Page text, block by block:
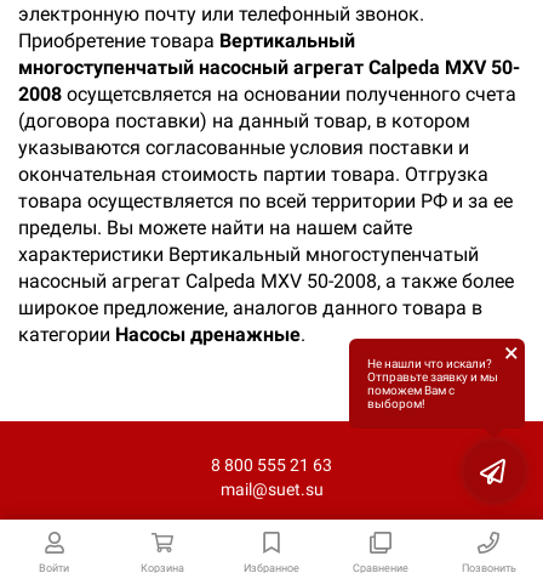
Войти Корзина Избранное Сравнение Позвонить
электронную почту или телефонный звонок.
Приобретение товара Вертикальный
многоступенчатый насосный агрегат Calpeda MXV 50-
2008 осущетсвляется на основании полученного счета
(договора поставки) на данный товар, в котором
указываются согласованные условия поставки и
окончательная стоимость партии товара. Отгрузка
товара осуществляется по всей территории РФ и за ее
пределы. Вы можете найти на нашем сайте
характеристики Вертикальный многоступенчатый
насосный агрегат Calpeda MXV 50-2008, а также более
широкое предложение, аналогов данного товара в
категории Насосы дренажные.
8 800 555 21 63
mail@suet.su
Не нашли что искали?
Отправьте заявку и мы
поможем Вам с
выбором!
×